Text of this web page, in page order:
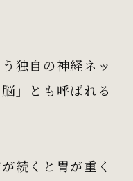
独自の神経ネッ
」とも呼ばれる
続くと胃が重く